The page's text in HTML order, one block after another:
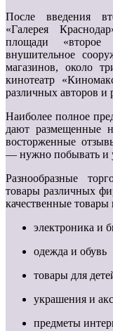
После введения
«Галерея
площади
внушительное
магазинов, около
кинотеатр
различных авторов и
Наиболее полное
дают размещенные
восторженные
— нужно побывать и
Разнообразные
товары различных
качественные товары
электроника и
одежда и обувь
товары для
украшения и
предметы